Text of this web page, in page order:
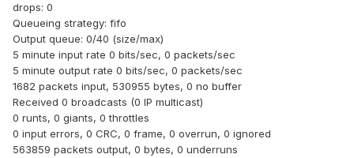
drops: 0
Queueing strategy: fifo
Output queue: 0/40 (size/max)
5 minute input rate 0 bits/sec, 0 packets/sec
5 minute output rate 0 bits/sec, 0 packets/sec
1682 packets input, 530955 bytes, 0 no buffer
Received 0 broadcasts (0 IP multicast)
0 runts, 0 giants, 0 throttles
0 input errors, 0 CRC, 0 frame, 0 overrun, 0 ignored
563859 packets output, 0 bytes, 0 underruns